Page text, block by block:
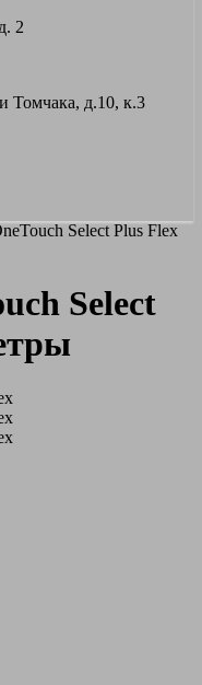
2
Томчака, д.10, к.3
Select Plus Flex
Select